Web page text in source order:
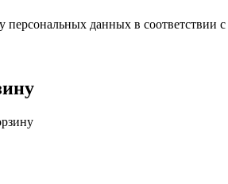
персональных данных в соответствии с